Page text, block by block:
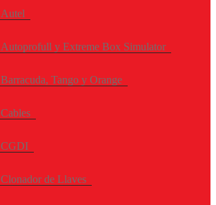
Autel
Autoprofull y Extreme Box Simulator
Barracuda, Tango y Orange
Cables
CGDI
Clonador de Llaves